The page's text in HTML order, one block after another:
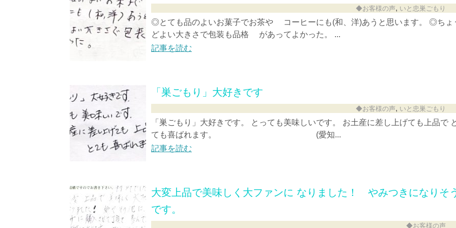
◆お客様の声, いと忠巣ごもり
◎とても品のよいお菓子でお茶や コーヒーにも(和、洋)あうと思います。 ◎ちょ
どよい大きさで包装も品格 があってよかった。 ...
記事を読む
「巣ごもり」大好きです
◆お客様の声, いと忠巣ごもり
「巣ごもり」大好きです。 とっても美味しいです。 お土産に差し上げても上品で
ても喜ばれます。 (愛知...
記事を読む
大変上品で美味しく大ファンに なりました！ やみつきになりそ
です。
◆お客様の声